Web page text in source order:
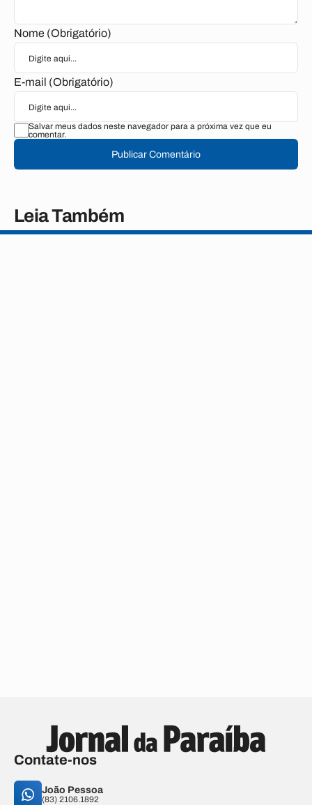
Nome (Obrigatório)
E-mail (Obrigatório)
Salvar meus dados neste navegador para a próxima vez que eu
comentar.
Publicar Comentário
Leia Também
Contate-nos
João Pessoa
(83) 2106.1892